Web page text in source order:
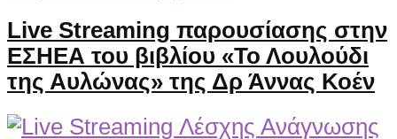
Live Streaming παρουσίασης στην
ΕΣΗΕΑ του βιβλίου «Το Λουλούδι
της Αυλώνας» της Δρ Άννας Κοέν